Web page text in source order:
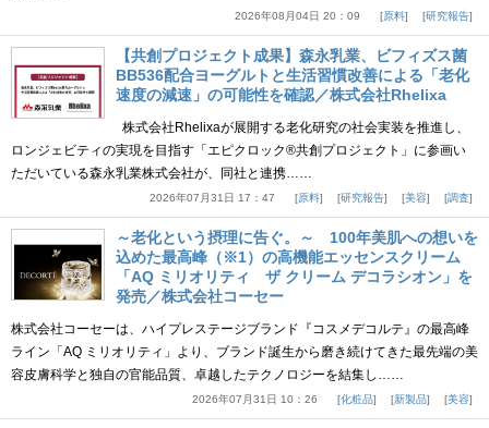
2026年08月04日 20：09 原料 研究報告
【共創プロジェクト成果】森永乳業、ビフィズス菌
BB536配合ヨーグルトと生活習慣改善による「老化
速度の減速」の可能性を確認／株式会社Rhelixa
株式会社Rhelixaが展開する老化研究の社会実装を推進し、
ロンジェビティの実現を目指す「エピクロック®共創プロジェクト」に参画い
ただいている森永乳業株式会社が、同社と連携……
2026年07月31日 17：47 原料 研究報告 美容 調査
～老化という摂理に告ぐ。～ 100年美肌への想いを
込めた最高峰（※1）の高機能エッセンスクリーム
「AQ ミリオリティ ザ クリーム デコラシオン」を
発売／株式会社コーセー
株式会社コーセーは、ハイプレステージブランド『コスメデコルテ』の最高峰
ライン「AQ ミリオリティ」より、ブランド誕生から磨き続けてきた最先端の美
容皮膚科学と独自の官能品質、卓越したテクノロジーを結集し……
2026年07月31日 10：26 化粧品 新製品 美容